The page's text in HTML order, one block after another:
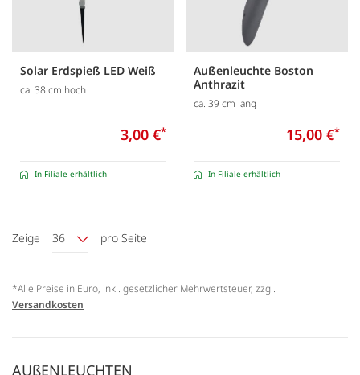
Solar Erdspieß LED Weiß
ca. 38 cm hoch
3,00 €*
In Filiale erhältlich
Außenleuchte Boston
Anthrazit
ca. 39 cm lang
15,00 €*
In Filiale erhältlich
Zeige 36 pro Seite
*Alle Preise in Euro, inkl. gesetzlicher Mehrwertsteuer, zzgl.
Versandkosten
AUßENLEUCHTEN